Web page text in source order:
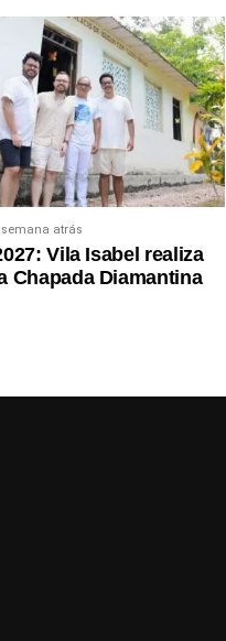
semana atrás
Vila Isabel realiza
Chapada Diamantina